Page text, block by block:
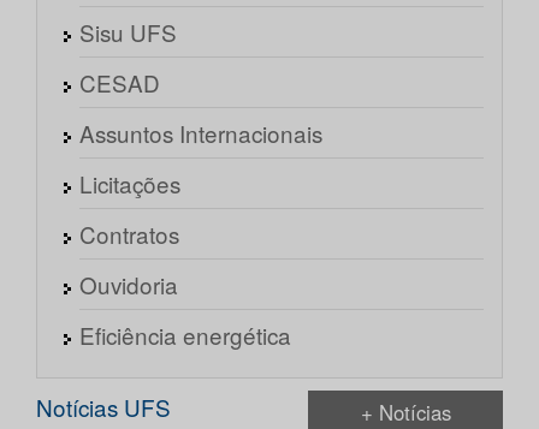
Sisu UFS
CESAD
Assuntos Internacionais
Licitações
Contratos
Ouvidoria
Eficiência energética
Notícias UFS + Notícias